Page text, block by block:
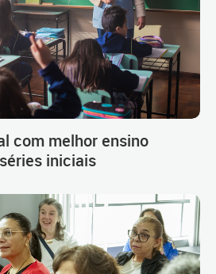
com melhor ensino
iniciais